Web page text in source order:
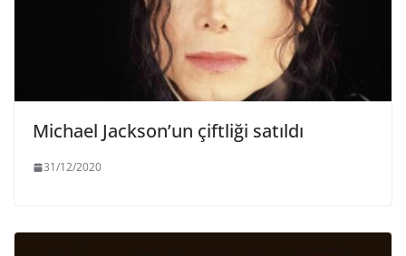
Michael Jackson’un çiftliği satıldı
31/12/2020